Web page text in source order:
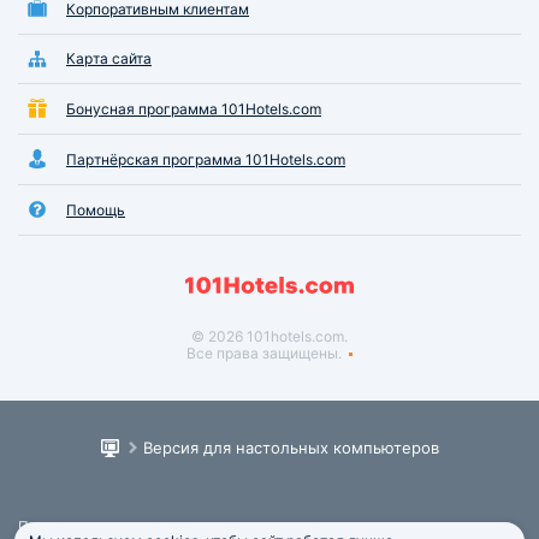
Корпоративным клиентам
Карта сайта
Бонусная программа 101Hotels.com
Партнёрская программа 101Hotels.com
Помощь
© 2026 101hotels.com.
Все права защищены.
Версия для настольных компьютеров
Пользовательское соглашение